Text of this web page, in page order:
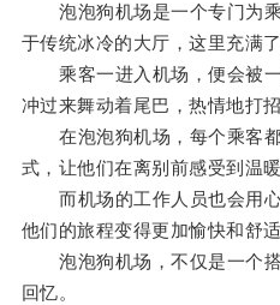
泡泡狗机场是一个专门为乘
于传统冰冷的大厅，这里充满
乘客一进入机场，便会被一
冲过来舞动着尾巴，热情地打招
在泡泡狗机场，每个乘客都
式，让他们在离别前感受到温暖
而机场的工作人员也会用心
他们的旅程变得更加愉快和舒适
泡泡狗机场，不仅是一个搭
回忆。